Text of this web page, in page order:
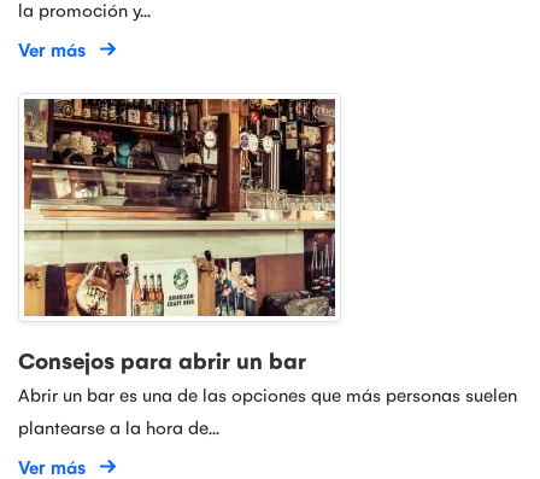
la promoción y...
Ver más
Consejos para abrir un bar
Abrir un bar es una de las opciones que más personas suelen
plantearse a la hora de...
Ver más